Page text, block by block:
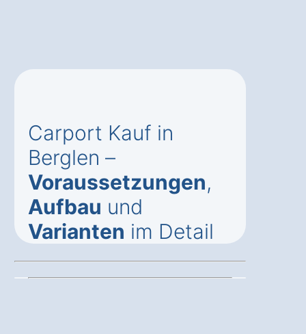
Carport Kauf in
Berglen –
Voraussetzungen,
Aufbau und
Varianten im Detail